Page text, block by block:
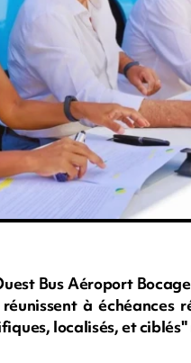
Bus Aéroport
à échéances
localisés, et